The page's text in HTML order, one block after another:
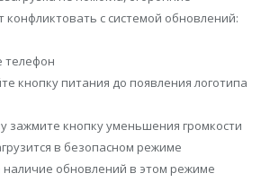
конфликтовать с системой обновлений:
телефон
кнопку питания до появления логотипа
зажмите кнопку уменьшения громкости
в безопасном режиме
обновлений в этом режиме